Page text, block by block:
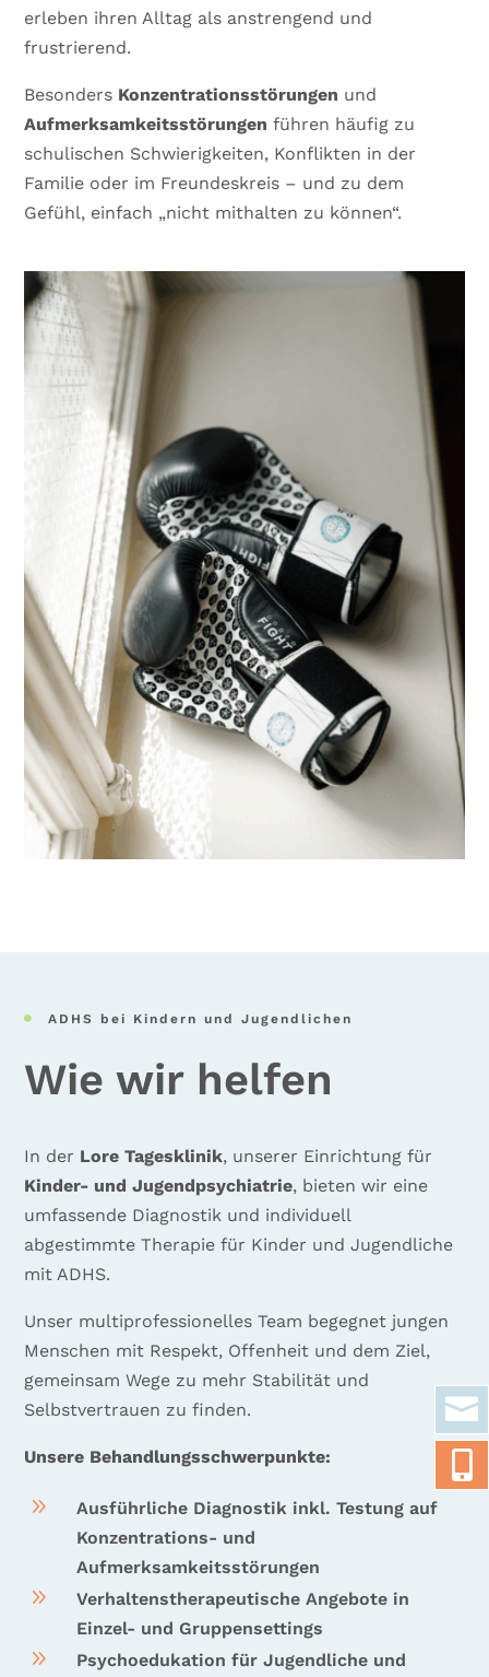
erleben ihren Alltag als anstrengend und
frustrierend.
Besonders Konzentrationsstörungen und
Aufmerksamkeitsstörungen führen häufig zu
schulischen Schwierigkeiten, Konflikten in der
Familie oder im Freundeskreis – und zu dem
Gefühl, einfach „nicht mithalten zu können“.
 ADHS bei Kindern und Jugendlichen
Wie wir helfen
In der Lore Tagesklinik, unserer Einrichtung für
Kinder- und Jugendpsychiatrie, bieten wir eine
umfassende Diagnostik und individuell
abgestimmte Therapie für Kinder und Jugendliche
mit ADHS.
Unser multiprofessionelles Team begegnet jungen
Menschen mit Respekt, Offenheit und dem Ziel,
gemeinsam Wege zu mehr Stabilität und
Selbstvertrauen zu finden.
Unsere Behandlungsschwerpunkte:
9
Ausführliche Diagnostik inkl. Testung auf
Konzentrations- und
Aufmerksamkeitsstörungen
9
Verhaltenstherapeutische Angebote in
Einzel- und Gruppensettings
9
Psychoedukation für Jugendliche und

